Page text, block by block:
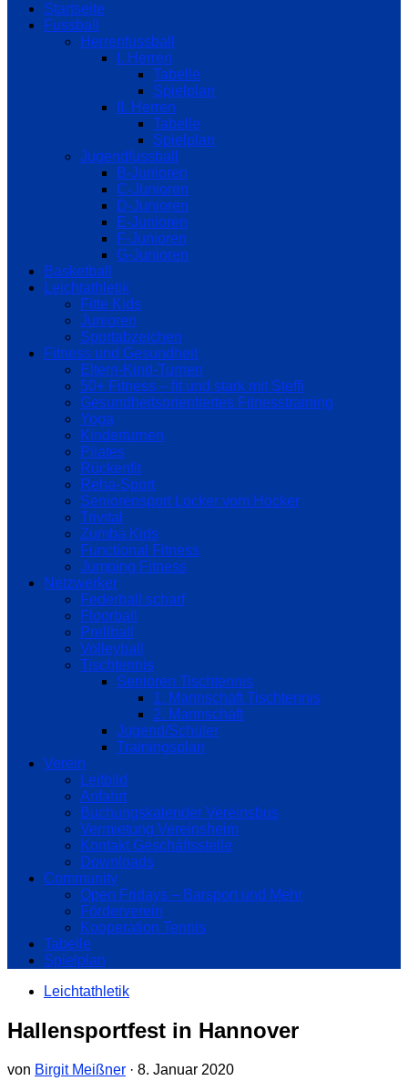
Startseite
Fussball
Herrenfussball
I. Herren
Tabelle
Spielplan
II. Herren
Tabelle
Spielplan
Jugendfussball
B-Junioren
C-Junioren
D-Junioren
E-Junioren
F-Junioren
G-Junioren
Basketball
Leichtathletik
Fitte Kids
Junioren
Sportabzeichen
Fitness und Gesundheit
Eltern-Kind-Turnen
50+ Fitness – fit und stark mit Steffi
Gesundheitsorientiertes Fitnesstraining
Yoga
Kinderturnen
Pilates
Rückenfit
Reha-Sport
Seniorensport Locker vom Hocker
Trivital
Zumba Kids
Functional Fitness
Jumping Fitness
Netzwerker
Federball scharf
Floorball
Prellball
Volleyball
Tischtennis
Senioren Tischtennis
1. Mannschaft Tischtennis
2. Mannschaft
Jugend/Schüler
Trainingsplan
Verein
Leitbild
Anfahrt
Buchungskalender Vereinsbus
Vermietung Vereinsheim
Kontakt Geschäftsstelle
Downloads
Community
Open Fridays – Barsport und Mehr
Förderverein
Kooperation Tennis
Tabelle
Spielplan
Leichtathletik
Hallensportfest in Hannover
von Birgit Meißner · 8. Januar 2020